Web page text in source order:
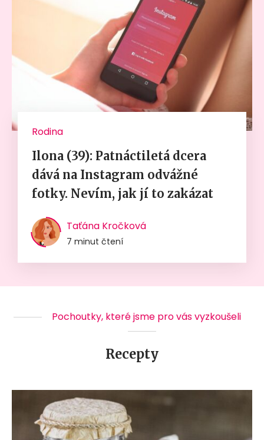
Rodina
Ilona (39): Patnáctiletá dcera
dává na Instagram odvážné
fotky. Nevím, jak jí to zakázat
Taťána Kročková
7 minut čtení
Pochoutky, které jsme pro vás vyzkoušeli
Recepty